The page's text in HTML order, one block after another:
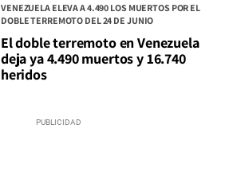
VENEZUELA ELEVA A 4.490 LOS MUERTOS POR EL
DOBLE TERREMOTO DEL 24 DE JUNIO
El doble terremoto en Venezuela
deja ya 4.490 muertos y 16.740
heridos